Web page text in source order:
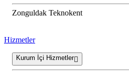
Zonguldak Teknokent
Hizmetler
Kurum İçi Hizmetler